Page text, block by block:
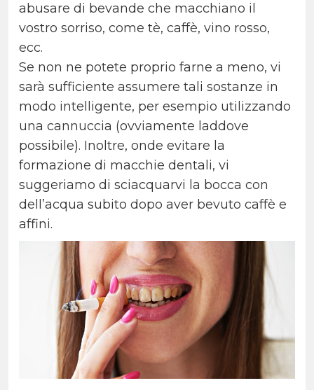
abusare di bevande che macchiano il
vostro sorriso, come tè, caffè, vino rosso,
ecc.
Se non ne potete proprio farne a meno, vi
sarà sufficiente assumere tali sostanze in
modo intelligente, per esempio utilizzando
una cannuccia (ovviamente laddove
possibile). Inoltre, onde evitare la
formazione di macchie dentali, vi
suggeriamo di sciacquarvi la bocca con
dell’acqua subito dopo aver bevuto caffè e
affini.